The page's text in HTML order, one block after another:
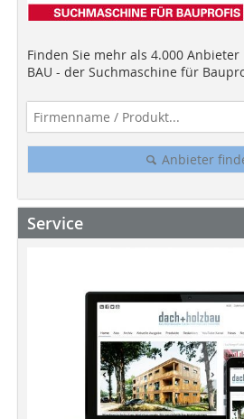
Finden Sie mehr als 4.000 Anbieter
BAU - der Suchmaschine für
Anbieter
Service